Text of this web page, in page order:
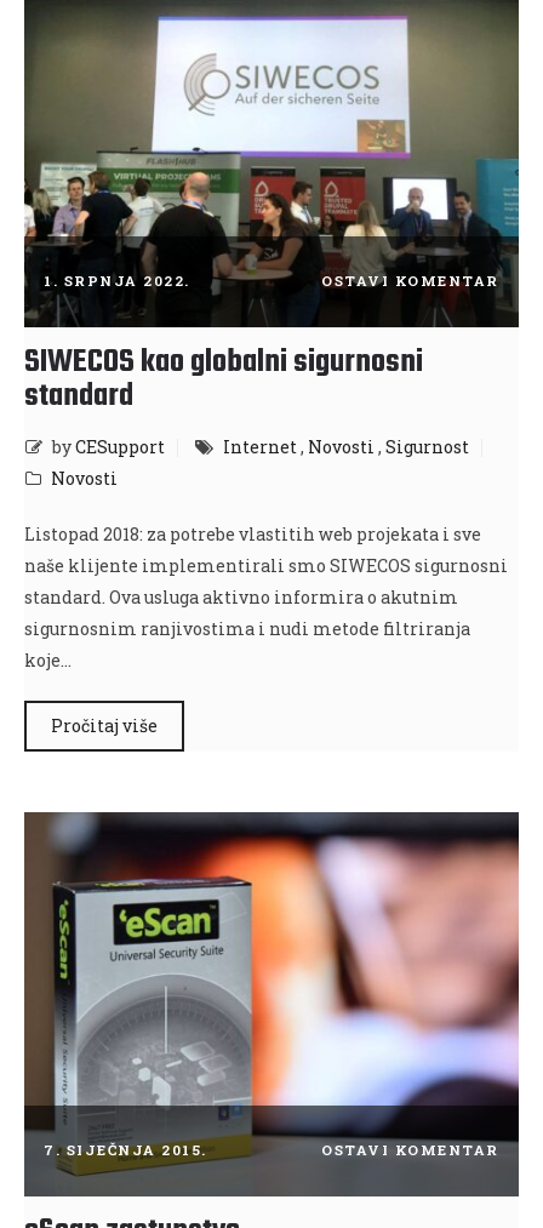
1. SRPNJA 2022. OSTAVI KOMENTAR
SIWECOS kao globalni sigurnosni
standard
byCESupport Internet , Novosti , Sigurnost
Novosti
Listopad 2018: za potrebe vlastitih web projekata i sve
naše klijente implementirali smo SIWECOS sigurnosni
standard. Ova usluga aktivno informira o akutnim
sigurnosnim ranjivostima i nudi metode filtriranja
koje…
Pročitaj više
7. SIJEČNJA 2015. OSTAVI KOMENTAR